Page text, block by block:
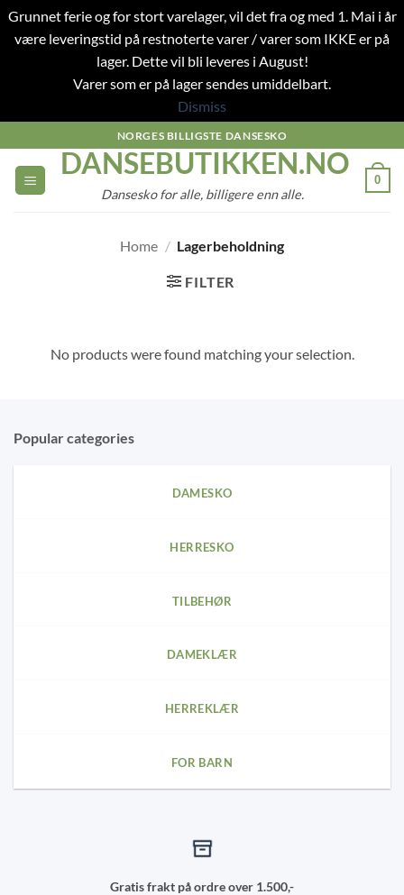
Grunnet ferie og for stort varelager, vil det fra og med 1. Mai i år
være leveringstid på restnoterte varer / varer som IKKE er på
lager. Dette vil bli leveres i August!
Varer som er på lager sendes umiddelbart.
Dismiss
to
content
NORGES BILLIGSTE DANSESKO
DANSEBUTIKKEN.NO
Dansesko for alle, billigere enn alle.
0
Home / Lagerbeholdning
FILTER
No products were found matching your selection.
Popular categories
DAMESKO
HERRESKO
TILBEHØR
DAMEKLÆR
HERREKLÆR
FOR BARN
Gratis frakt på ordre over 1.500,-